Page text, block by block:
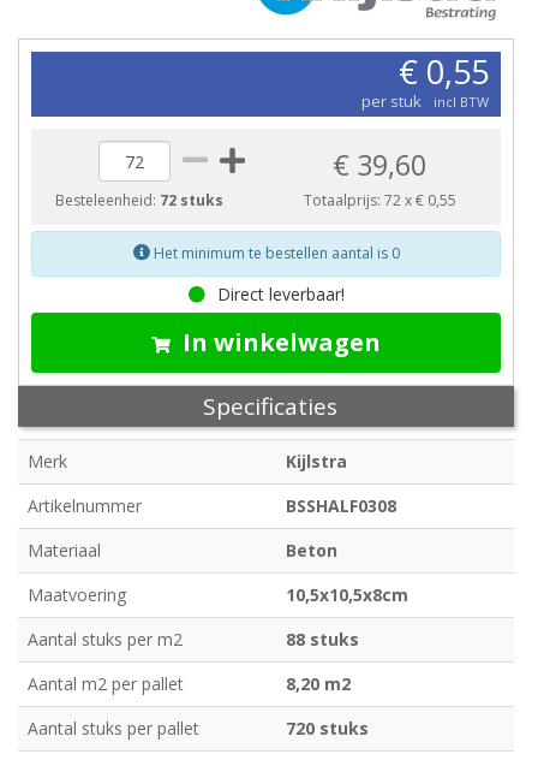
€ 0,55
per stuk incl BTW
Besteleenheid: 72 stuks
€ 39,60
Totaalprijs: 72x€ 0,55
Het minimum te bestellen aantal is 0
Direct leverbaar!
In winkelwagen
Specificaties
Merk
Kijlstra
Artikelnummer
BSSHALF0308
Materiaal
Beton
Maatvoering
10,5x10,5x8cm
Aantal stuks per m2
88 stuks
Aantal m2 per pallet
8,20 m2
Aantal stuks per pallet
720 stuks